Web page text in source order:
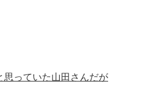
思っていた山田さんだが